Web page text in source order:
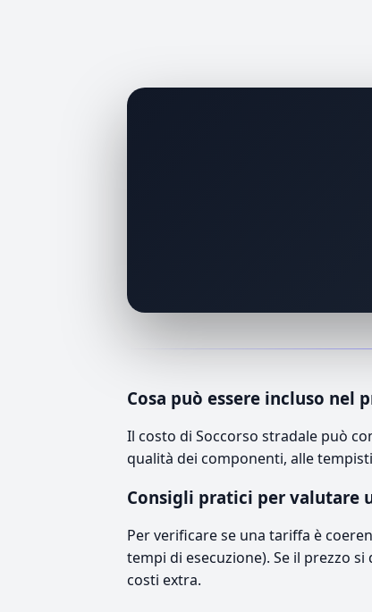
Cosa può essere incluso nel
Il costo di Soccorso stradale può
qualità dei componenti, alle
Consigli pratici per valutare
Per verificare se una tariffa è
tempi di esecuzione). Se il prezzo
costi extra.